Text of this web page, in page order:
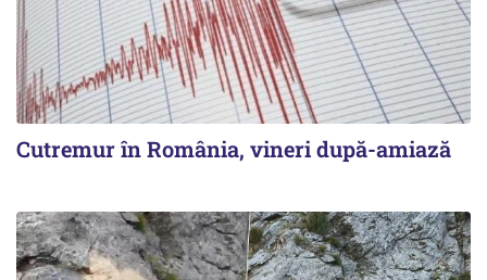
Cutremur în România, vineri după-amiază